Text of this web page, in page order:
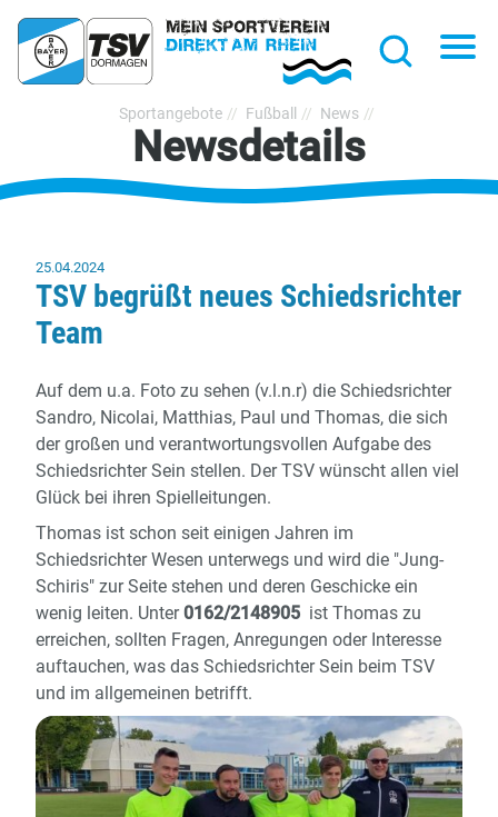
TSV
Bayer
Dormagen
1920
Sportangebote Fußball News
Newsdetails
25.04.2024
TSV begrüßt neues Schiedsrichter
Team
Auf dem u.a. Foto zu sehen (v.l.n.r) die Schiedsrichter
Sandro, Nicolai, Matthias, Paul und Thomas, die sich
der großen und verantwortungsvollen Aufgabe des
Schiedsrichter Sein stellen. Der TSV wünscht allen viel
Glück bei ihren Spielleitungen.
Thomas ist schon seit einigen Jahren im
Schiedsrichter Wesen unterwegs und wird die "Jung-
Schiris" zur Seite stehen und deren Geschicke ein
wenig leiten. Unter0162/2148905 ist Thomas zu
erreichen, sollten Fragen, Anregungen oder Interesse
auftauchen, was das Schiedsrichter Sein beim TSV
und im allgemeinen betrifft.